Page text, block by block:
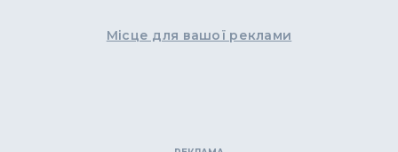
Місце для вашої реклами